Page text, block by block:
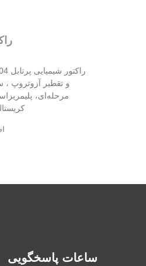
و تقطیر آزوتروپ ،
مرحله‌ای،
ساعات پاسخگویی